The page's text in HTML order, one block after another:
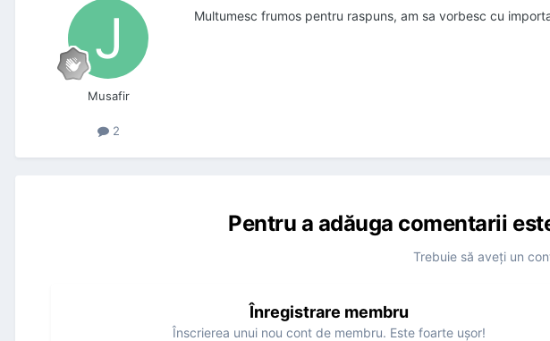
Musafir
2
Multumesc frumos pentru raspuns, am sa vorbesc cu
Pentru a adăuga comentarii
Trebuie să aveţi un
Înregistrare membru
Înscrierea unui nou cont de membru. Este foarte uşor!